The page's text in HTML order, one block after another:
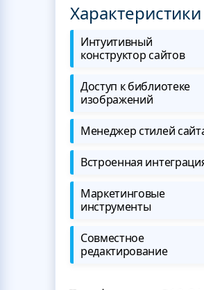
Характеристики
Интуитивный
конструктор сайтов
Доступ к библиотеке
изображений
Менеджер стилей
Встроенная
Маркетинговые
инструменты
Совместное
редактирование